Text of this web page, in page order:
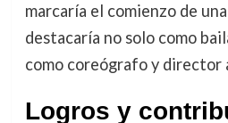
marcaría el comienzo de
destacaría no solo como
como coreógrafo y director
Logros y